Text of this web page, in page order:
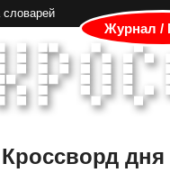
словарей
Журнал /
Кроссворд дня